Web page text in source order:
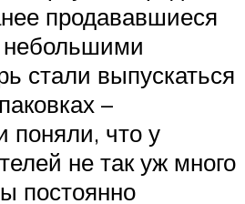
продававшиеся
стали выпускаться
–
поняли, что у
не так уж много
постоянно